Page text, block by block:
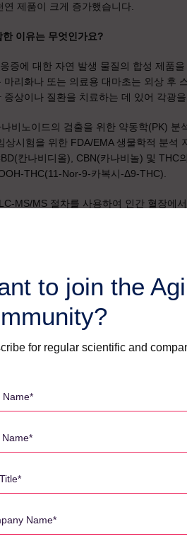
제품이 크게 증가했습니다.
이유는 무엇인가요?
증에 대한 자연 발생 물질의 합성 제품
리화나 또는 의료용 대마초는 외상 후
상이나 질환을 치료하는 데 있어 각광
비노이드의 검출을 위한 약동학(PK) 분
시험을 위한 FDA/EMA 생물학적 분석
칸나비디올), CBN(카나비놀) 및 THC
THC(11-Nor-9-카복시-Δ9-THC).
MS/MS 절차를 사용하여 인간 혈장에
추출하여 임상 샘플에서 크로마토그래
합니다.
돋보이는 이유는 무엇인가요?
하기 때문에 화학 구조가 서로 다른 수
)가 일반적으로 관심을 끄는 주요 예이
설정하여 관심 있는 추가 분석 물질이나
한 기회가 있습니다!
때문에 약용 대마초 연구에 필요한 시
험을 지원할 수 있는 빠른 시작 시간이
이점이 있습니다. 저희는 이제 막 완전
유는 무엇인가요?
다. 호주에서는 연소득 2천만 달러 미
to join the
for regular scientific and